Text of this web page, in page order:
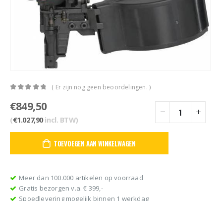
( Er zijn nog geen beoordelingen. )
€849,50
(€1.027,90incl. BTW)
TOEVOEGEN AAN WINKELWAGEN
Meer dan 100.000 artikelen op voorraad
Gratis bezorgen v.a. € 399,-
Spoedlevering mogelijk binnen 1 werkdag